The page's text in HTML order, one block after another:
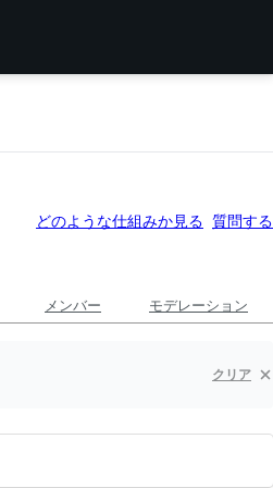
どのような仕組みか見る 質問する
メンバー モデレーション
クリア